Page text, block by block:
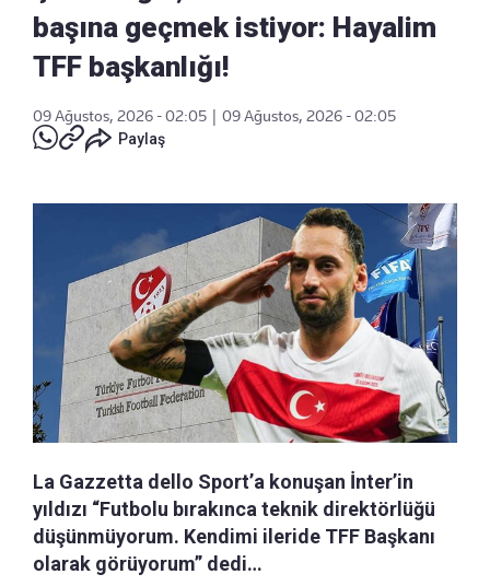
başına geçmek istiyor: Hayalim
TFF başkanlığı!
09 Ağustos, 2026 - 02:05
09 Ağustos, 2026 - 02:05
Paylaş
La Gazzetta dello Sport’a konuşan İnter’in
yıldızı “Futbolu bırakınca teknik direktörlüğü
düşünmüyorum. Kendimi ileride TFF Başkanı
olarak görüyorum” dedi…